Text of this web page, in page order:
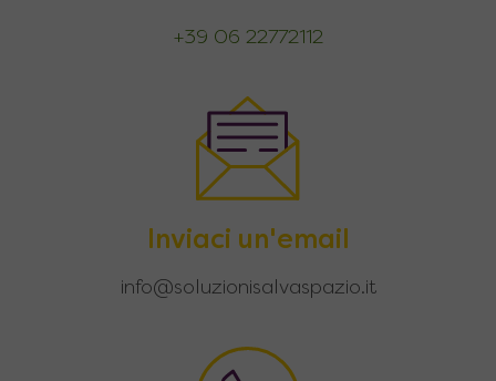
+39 06 22772112
Inviaci un'email
info@soluzionisalvaspazio.it